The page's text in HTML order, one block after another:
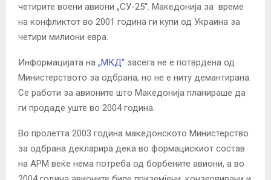
четирите воени авиони „СУ-25“. Македонија за време
на конфликтот во 2001 година ги купи од Украина за
четири милиони евра.
Информацијата на „МКД“ засега не е потврдена од
Министерството за одбрана, но не е ниту демантирана.
Се работи за авионите што Македонија планираше да
ги продаде уште во 2004 година.
Во пролетта 2003 година македонското Министерство
за одбрана дeкларира дека во фopмaцискиот состав
на АРМ веќе нема потреба од борбените авиони, а во